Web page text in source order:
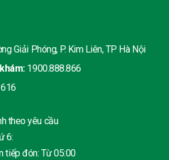
Giải Phóng, P. Kim Liên, TP Hà Nội
1900.888.866
theo yêu cầu
6:
đón: Từ 05:00